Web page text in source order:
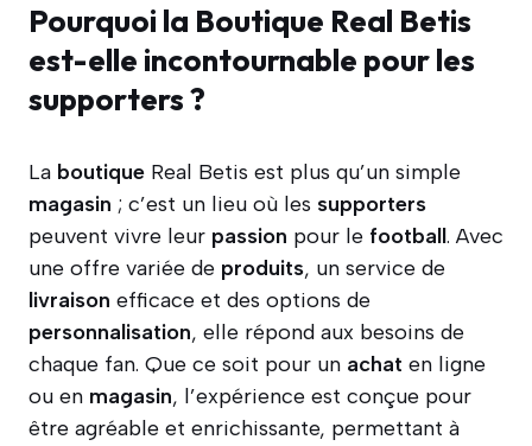
Pourquoi la Boutique Real Betis
est-elle incontournable pour les
supporters ?
La boutique Real Betis est plus qu’un simple
magasin ; c’est un lieu où les supporters
peuvent vivre leur passion pour le football. Avec
une offre variée de produits, un service de
livraison efficace et des options de
personnalisation, elle répond aux besoins de
chaque fan. Que ce soit pour un achat en ligne
ou en magasin, l’expérience est conçue pour
être agréable et enrichissante, permettant à